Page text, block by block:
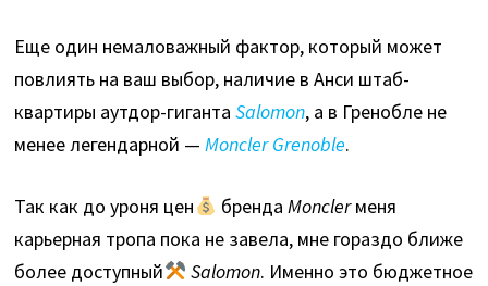
Еще один немаловажный фактор, который может
повлиять на ваш выбор, наличие в Анси штаб-
квартиры аутдор-гигантаSalomon, а в Гренобле не
менее легендарной —Moncler Grenoble.
Так как до уроня цен бренда Monclerменя
карьерная тропа пока не завела, мне гораздо ближе
более доступный
Salomon. Именно это бюджетное